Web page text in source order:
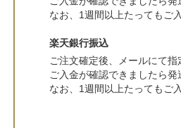
なお、1週間以上たってもご
楽天銀行振込
ご注文確定後、メールにて
ご入金が確認できましたら発
なお、1週間以上たってもご